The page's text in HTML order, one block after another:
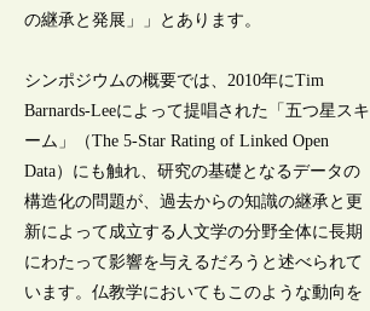
の継承と発展」」とあります。
シンポジウムの概要では、2010年にTim
Barnards-Leeによって提唱された「五つ星スキ
ーム」（The 5-Star Rating of Linked Open
Data）にも触れ、研究の基礎となるデータの
構造化の問題が、過去からの知識の継承と更
新によって成立する人文学の分野全体に長期
にわたって影響を与えるだろうと述べられて
います。仏教学においてもこのような動向を